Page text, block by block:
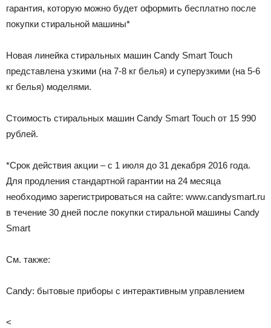
гарантия, которую можно будет оформить бесплатно после
покупки стиральной машины*
Новая линейка стиральных машин Candy Smart Touch
представлена узкими (на 7-8 кг белья) и суперузкими (на 5-6
кг белья) моделями.
Стоимость стиральных машин Candy Smart Touch от 15 990
рублей.
*Срок действия акции – с 1 июля до 31 декабря 2016 года.
Для продления стандартной гарантии на 24 месяца
необходимо зарегистрироваться на сайте: www.candysmart.ru
в течение 30 дней после покупки стиральной машины Candy
Smart
См. также:
Candy: бытовые приборы с интерактивным управлением
<